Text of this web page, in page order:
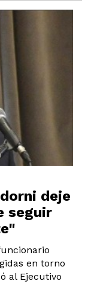
deje
seguir
en torno
al Ejecutivo